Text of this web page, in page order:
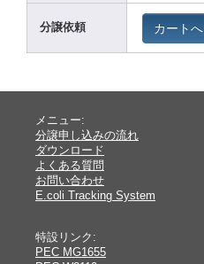
分譲依頼 カートへ
メニュー:
分譲申し込みの流れ
ダウンロード
よくある質問
お問い合わせ
E.coli Tracking System
特設リンク:
PEC MG1655